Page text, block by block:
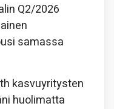
Q2/2026
samassa
kasvuyritysten
huolimatta